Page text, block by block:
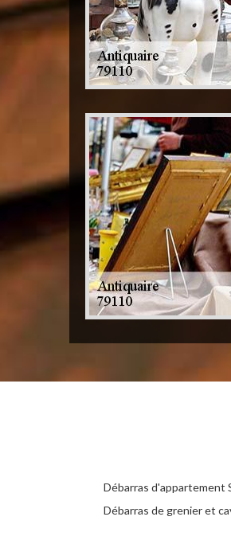
Débarras d'appartement
Débarras de grenier et